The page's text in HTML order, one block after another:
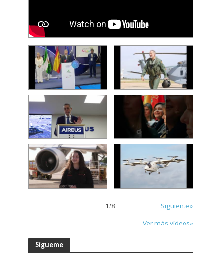
1/8
Siguiente»
Ver más vídeos»
Sígueme